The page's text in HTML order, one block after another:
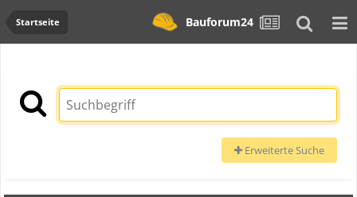
Startseite Bauforum24
Erweiterte Suche